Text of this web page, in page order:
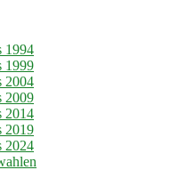
1994
1999
2004
2009
2014
2019
2024